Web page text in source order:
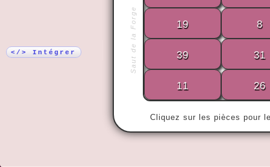
</> Intégrer Saut de la Forge
Cliquez sur les pièces pour
« Les
ne regrette
19 8
39 31
11 26